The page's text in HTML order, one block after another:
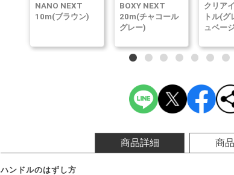
NANO NEXT
10m(ブラウン)
BOXY NEXT
20m(チャコール
グレー)
クリア
トル(グ
ュベー
商品詳細 商
ハンドルのはずし方